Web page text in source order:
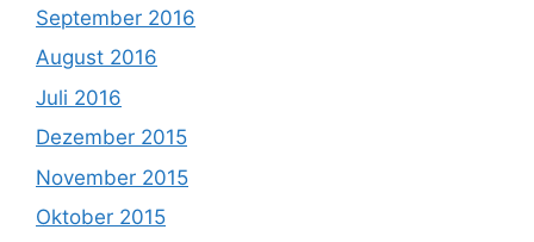
September 2016
August 2016
Juli 2016
Dezember 2015
November 2015
Oktober 2015